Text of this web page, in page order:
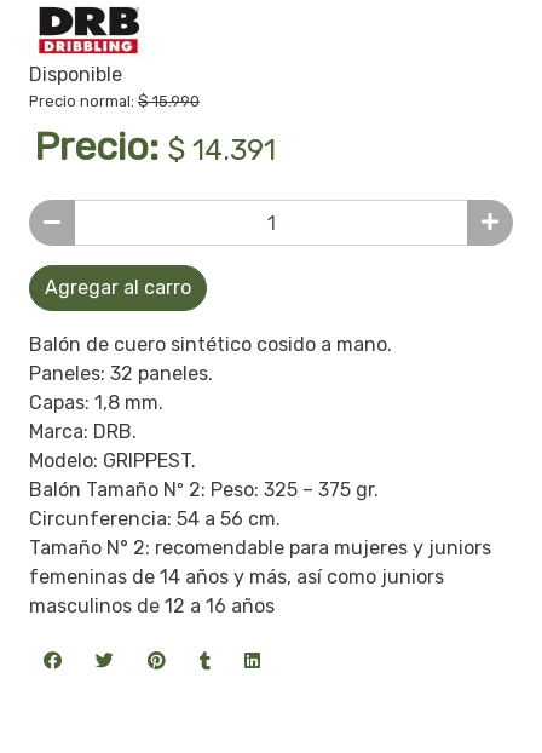
Disponible
Precio normal: $ 15.990
Precio: $ 14.391
Agregar al carro
Balón de cuero sintético cosido a mano.
Paneles: 32 paneles.
Capas: 1,8 mm.
Marca: DRB.
Modelo: GRIPPEST.
Balón Tamaño Nº 2: Peso: 325 – 375 gr.
Circunferencia: 54 a 56 cm.
Tamaño N° 2: recomendable para mujeres y juniors
femeninas de 14 años y más, así como juniors
masculinos de 12 a 16 años